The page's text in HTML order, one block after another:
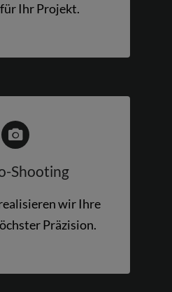
Ihr Projekt.
Shooting
wir Ihre
Präzision.